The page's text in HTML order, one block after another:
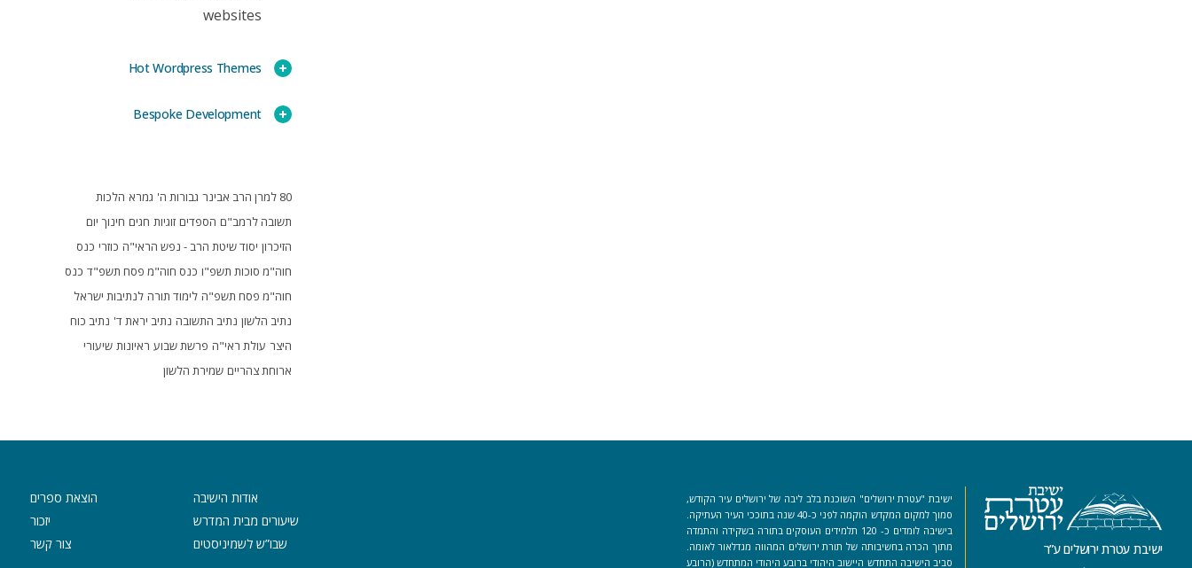
websites
Hot Wordpress Themes
Bespoke Development
80 למרן הרב אבינר גבורות ה' גמרא הלכות
תשובה לרמב"ם הספדים זוגיות חגים חינוך יום
הזיכרון יסוד שיטת הרב - נפש הראי"ה כוזרי כנס
חוה"מ סוכות תשפ"ו כנס חוה"מ פסח תשפ"ד כנס
חוה"מ פסח תשפ"ה לימוד תורה לנתיבות ישראל
נתיב הלשון נתיב התשובה נתיב יראת ד' נתיב כוח
היצר עולת ראי"ה פרשת שבוע ראיונות שיעורי
ארוחת צהריים שמירת הלשון
ישיבת עטרת ירושלים ע”ר
ישיבת "עטרת ירושלים" השוכנת בלב ליבה של ירושלים עיר הקודש,
סמוך למקום המקדש הוקמה לפני כ-40 שנה בתוככי העיר העתיקה.
בישיבה לומדים כ- 120 תלמידים העוסקים בתורה בשקידה והתמדה
מתוך הכרה בחשיבותה של תורת ירושלים המהווה מגדלאור לאומה.
סביב הישיבה התחדש היישוב היהודי ברובע היהודי המתחדש (הרובע
אודות הישיבה
שיעורים מבית המדרש
שבו”ש לשמיניסטים
הוצאת ספרים
יזכור
צור קשר